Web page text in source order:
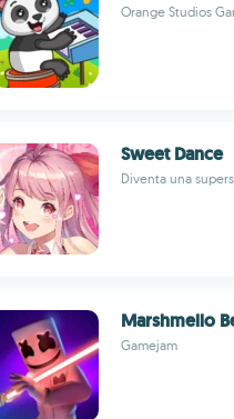
Orange Studios
Sweet Dance
Diventa una
Marshmello
Gamejam